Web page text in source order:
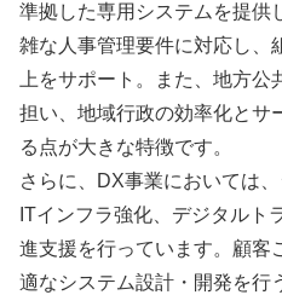
準拠した専用システムを提供
雑な人事管理要件に対応し、
上をサポート。また、地方
担い、地域行政の効率化とサ
る点が大きな特徴です。
さらに、DX事業においては
ITインフラ強化、デジタルト
進支援を行っています。顧客
適なシステム設計・開発を行